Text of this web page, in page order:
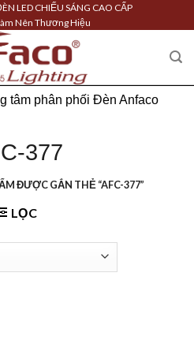
LED CHIẾU SÁNG CAO CẤP
Nên Thương Hiệu
tâm phân phối Đèn Anfaco
377
ĐƯỢC GẮN THẺ “AFC-377”
LỌC